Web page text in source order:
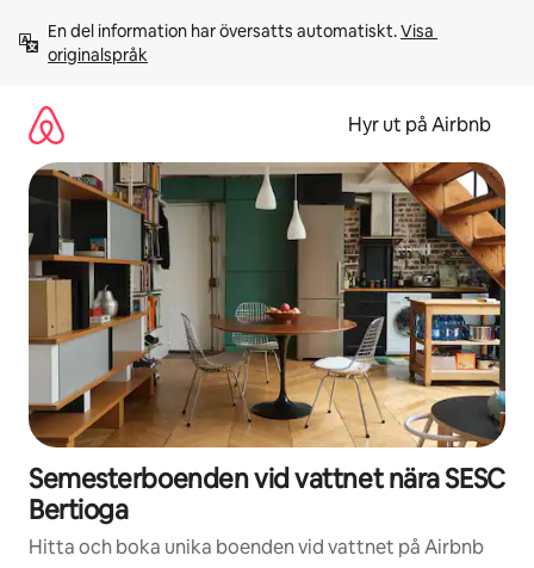
innehåll
En del information har översatts automatiskt. Visa
originalspråk
Hyr ut på Airbnb
Semesterboenden vid vattnet nära SESC
Bertioga
Hitta och boka unika boenden vid vattnet på Airbnb